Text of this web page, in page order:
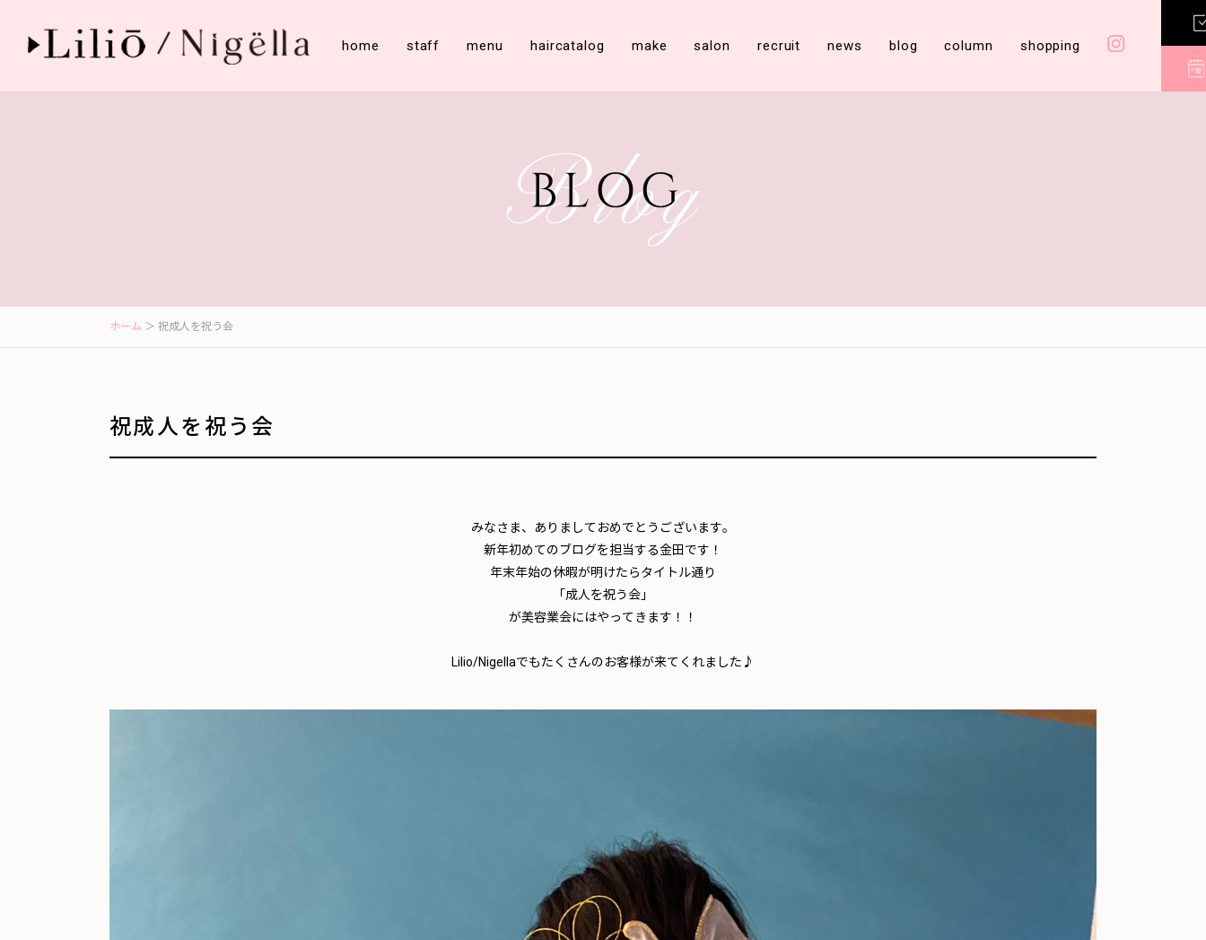
home staff menu haircatalog make salon recruit news blog column shopping
ホーム ＞ 祝成人を祝う会
祝成人を祝う会
みなさま、ありましておめでとうございます。
新年初めてのブログを担当する金田です！
年末年始の休暇が明けたらタイトル通り
「成人を祝う会」
が美容業会にはやってきます！！
Lilio/Nigellaでもたくさんのお客様が来てくれました♪